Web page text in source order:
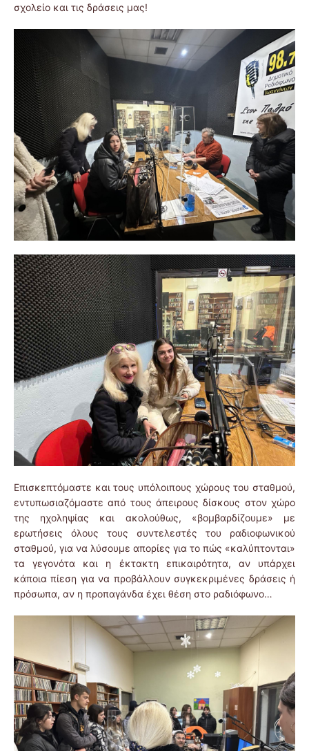
σχολείο και τις δράσεις μας!
Επισκεπτόμαστε και τους υπόλοιπους χώρους του σταθμού,
εντυπωσιαζόμαστε από τους άπειρους δίσκους στον χώρο
της ηχοληψίας και ακολούθως, «βομβαρδίζουμε» με
ερωτήσεις όλους τους συντελεστές του ραδιοφωνικού
σταθμού, για να λύσουμε απορίες για το πώς «καλύπτονται»
τα γεγονότα και η έκτακτη επικαιρότητα, αν υπάρχει
κάποια πίεση για να προβάλλουν συγκεκριμένες δράσεις ή
πρόσωπα, αν η προπαγάνδα έχει θέση στο ραδιόφωνο…